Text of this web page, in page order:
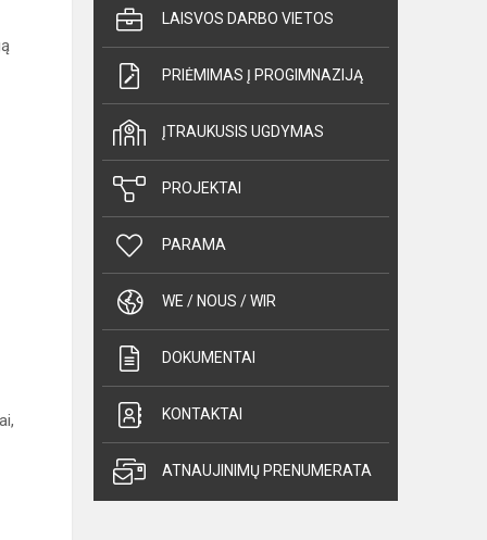
LAISVOS DARBO VIETOS
PRIĖMIMAS Į PROGIMNAZIJĄ
ĮTRAUKUSIS UGDYMAS
PROJEKTAI
PARAMA
WE / NOUS / WIR
DOKUMENTAI
KONTAKTAI
ATNAUJINIMŲ PRENUMERATA